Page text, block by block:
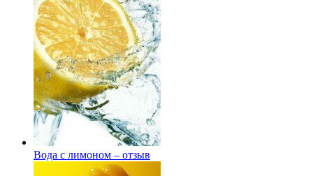
Вода с лимоном – отзыв